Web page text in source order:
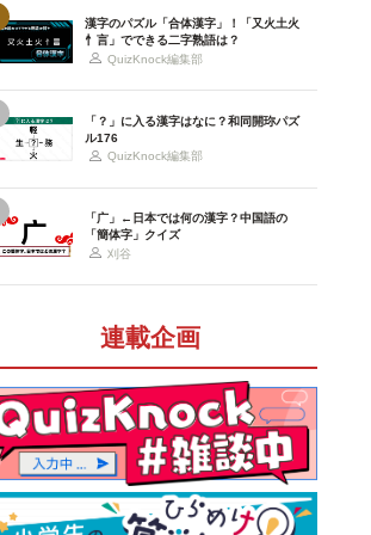
漢字のパズル「合体漢字」！「又火土火
忄言」でできる二字熟語は？
QuizKnock編集部
「？」に入る漢字はなに？和同開珎パズ
ル176
QuizKnock編集部
「广」←日本では何の漢字？中国語の
「簡体字」クイズ
刈谷
連載企画